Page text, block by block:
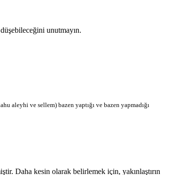
unutmayın.
aleyhi ve sellem) bazen yaptığı ve bazen yapmadığı
Daha kesin olarak belirlemek için, yakınlaştırın